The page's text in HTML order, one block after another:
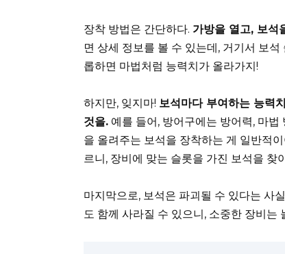
장착 방법은 간단하다. 가방을 열고, 보석
면 상세 정보를 볼 수 있는데, 거기서 보
롭하면 마법처럼 능력치가 올라가지!
하지만, 잊지마! 보석마다 부여하는 능력
것을. 예를 들어, 방어구에는 방어력, 마
을 올려주는 보석을 장착하는 게 일반적
르니, 장비에 맞는 슬롯을 가진 보석을 찾
마지막으로, 보석은 파괴될 수 있다는 사
도 함께 사라질 수 있으니, 소중한 장비는